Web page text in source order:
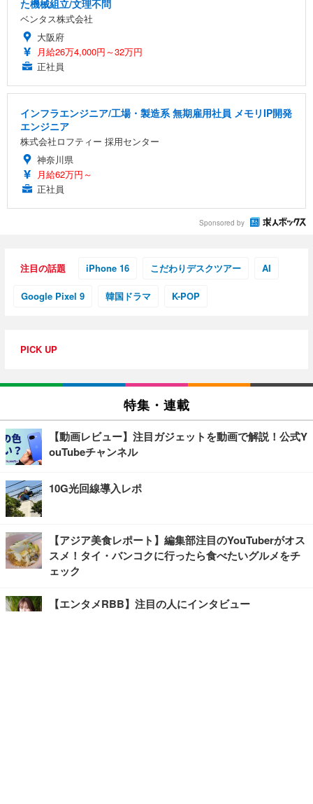
た機械組立/文理不問
ベンタス株式会社
大阪府
月給26万4,000円～32万円
正社員
インフラエンジニア/工場・製造系 無期雇用社員 メモリIP開発
エンジニア
株式会社ロフティー 採用センター
神奈川県
月給62万円～
正社員
Sponsored by
注目の話題 iPhone 16 こだわりデスクツアー AI
Google Pixel 9 韓国ドラマ K-POP
PICK UP
特集・連載
【動画レビュー】注目ガジェットを動画で解説！公式Y
ouTubeチャンネル
10G光回線導入レポ
【アジア美食レポート】編集部注目のYouTuberがオス
スメ！タイ・バンコクに行ったら食べたいグルメをチ
ェック
【エンタメRBB】注目の人にインタビュー